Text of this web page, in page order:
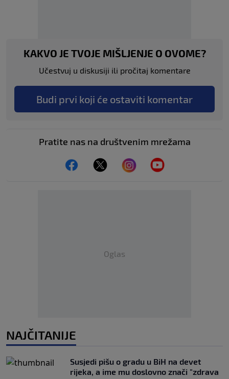
KAKVO JE TVOJE MIŠLJENJE O OVOME?
Učestvuj u diskusiji ili pročitaj komentare
Budi prvi koji će ostaviti komentar
Pratite nas na društvenim mrežama
Oglas
NAJČITANIJE
Susjedi pišu o gradu u BiH na devet
rijeka, a ime mu doslovno znači "zdrava